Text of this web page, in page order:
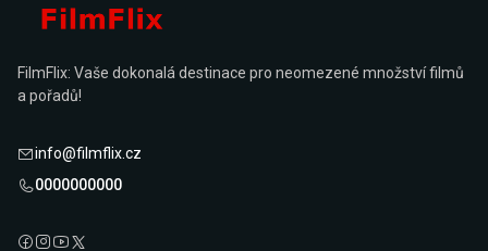
FilmFlix: Vaše dokonalá destinace pro neomezené množství filmů
a pořadů!
info@filmflix.cz
0000000000